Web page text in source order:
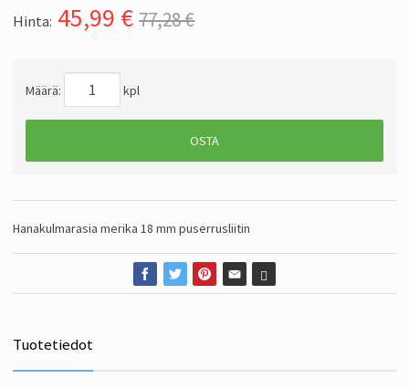
Hinta: 45,99 € 77,28 €
Määrä: kpl
OSTA
Hanakulmarasia merika 18 mm puserrusliitin
Tuotetiedot